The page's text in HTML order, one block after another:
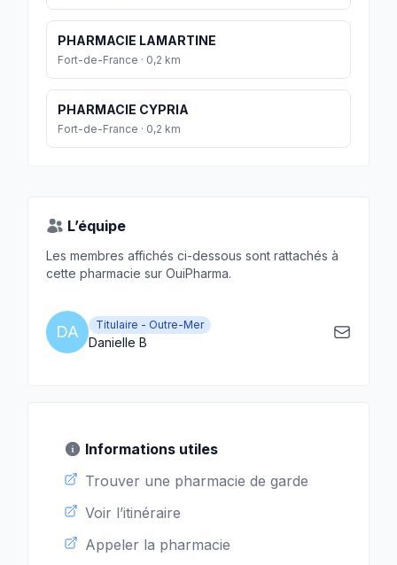
PHARMACIE LAMARTINE
Fort-de-France · 0,2 km
PHARMACIE CYPRIA
Fort-de-France · 0,2 km
L’équipe
Les membres affichés ci-dessous sont rattachés à
cette pharmacie sur OuiPharma.
DA Titulaire - Outre-Mer
Danielle B
Informations utiles
Trouver une pharmacie de garde
Voir l’itinéraire
Appeler la pharmacie